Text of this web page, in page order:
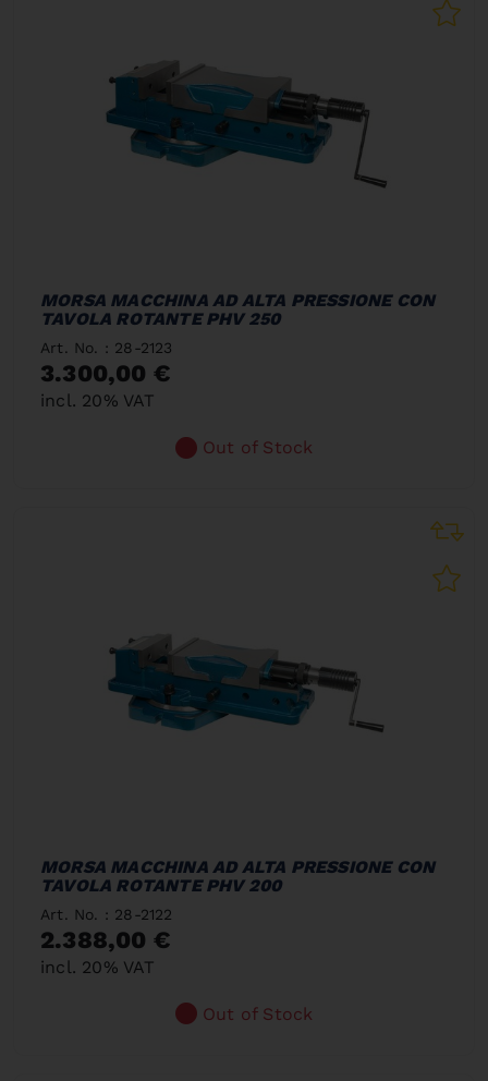
MORSA MACCHINA AD ALTA PRESSIONE CON
TAVOLA ROTANTE PHV 250
Art. No. : 28-2123
3.300,00 €
incl. 20% VAT
Out of Stock
MORSA MACCHINA AD ALTA PRESSIONE CON
TAVOLA ROTANTE PHV 200
Art. No. : 28-2122
2.388,00 €
incl. 20% VAT
Out of Stock